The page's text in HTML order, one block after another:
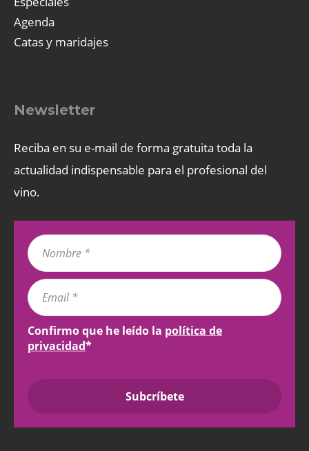
Agenda
Catas y maridajes
Newsletter
Reciba en su e-mail de forma gratuita toda la
actualidad indispensable para el profesional del
vino.
Confirmo que he leído la política de
privacidad*